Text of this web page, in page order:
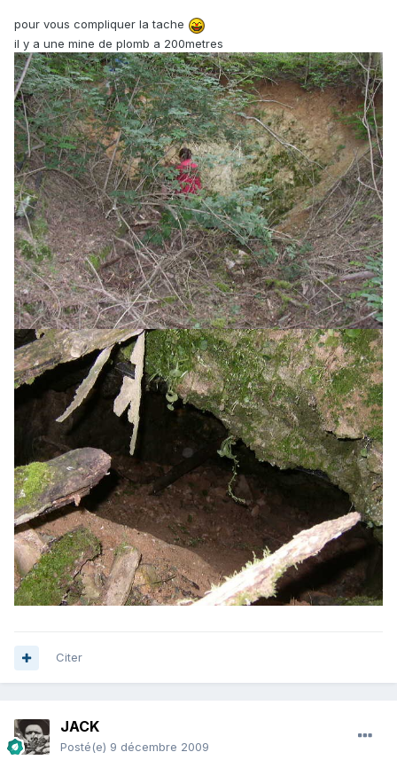
pour vous compliquer la tache
il y a une mine de plomb a 200metres
Citer
JACK
Posté(e) 9 décembre 2009